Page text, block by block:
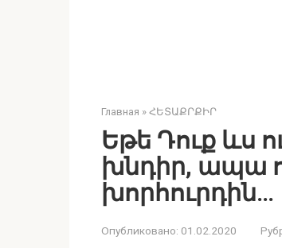
Главная » ՀԵՏԱՔՐՔԻՐ
Եթե Դուք ևս
խնդիր, ապա
խորհուրդին…
Опубликовано: 01.02.2020